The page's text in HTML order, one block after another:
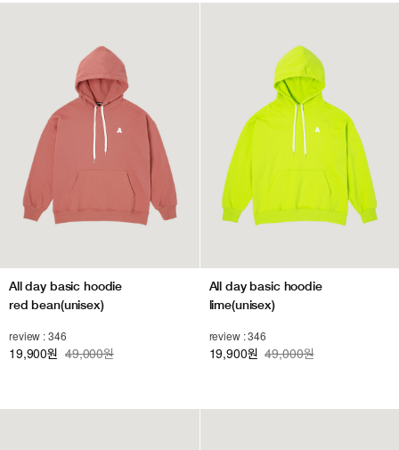
All day basic hoodie
red bean(unisex)
review : 346
19,900원 49,000원
All day basic hoodie
lime(unisex)
review : 346
19,900원 49,000원